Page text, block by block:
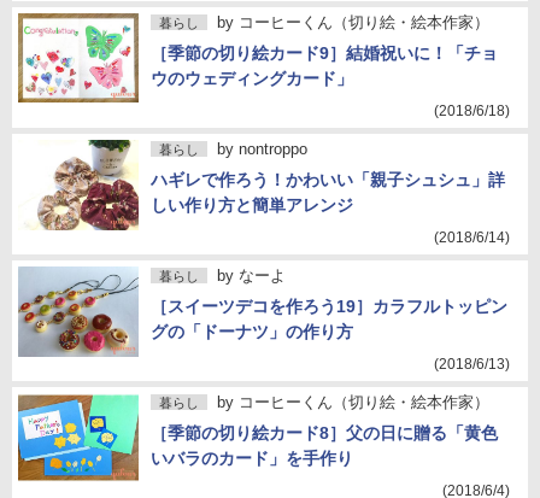
暮らし by コーヒーくん（切り絵・絵本作家）
［季節の切り絵カード9］結婚祝いに！「チョ
ウのウェディングカード」
(2018/6/18)
暮らし by nontroppo
ハギレで作ろう！かわいい「親子シュシュ」詳
しい作り方と簡単アレンジ
(2018/6/14)
暮らし by なーよ
［スイーツデコを作ろう19］カラフルトッピン
グの「ドーナツ」の作り方
(2018/6/13)
暮らし by コーヒーくん（切り絵・絵本作家）
［季節の切り絵カード8］父の日に贈る「黄色
いバラのカード」を手作り
(2018/6/4)